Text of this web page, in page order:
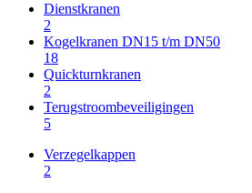
Dienstkranen
2
Kogelkranen DN15 t/m DN50
18
Quickturnkranen
2
Terugstroombeveiligingen
5
Verzegelkappen
2